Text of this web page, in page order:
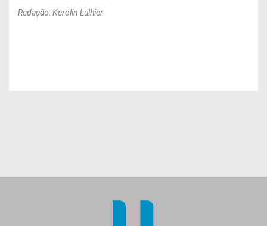
Redação: Kerolin Lulhier